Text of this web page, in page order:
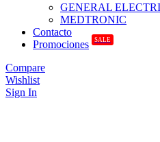
GENERAL
MEDTRONIC
Contacto
Promociones
SALE
Compare
Wishlist
Sign In